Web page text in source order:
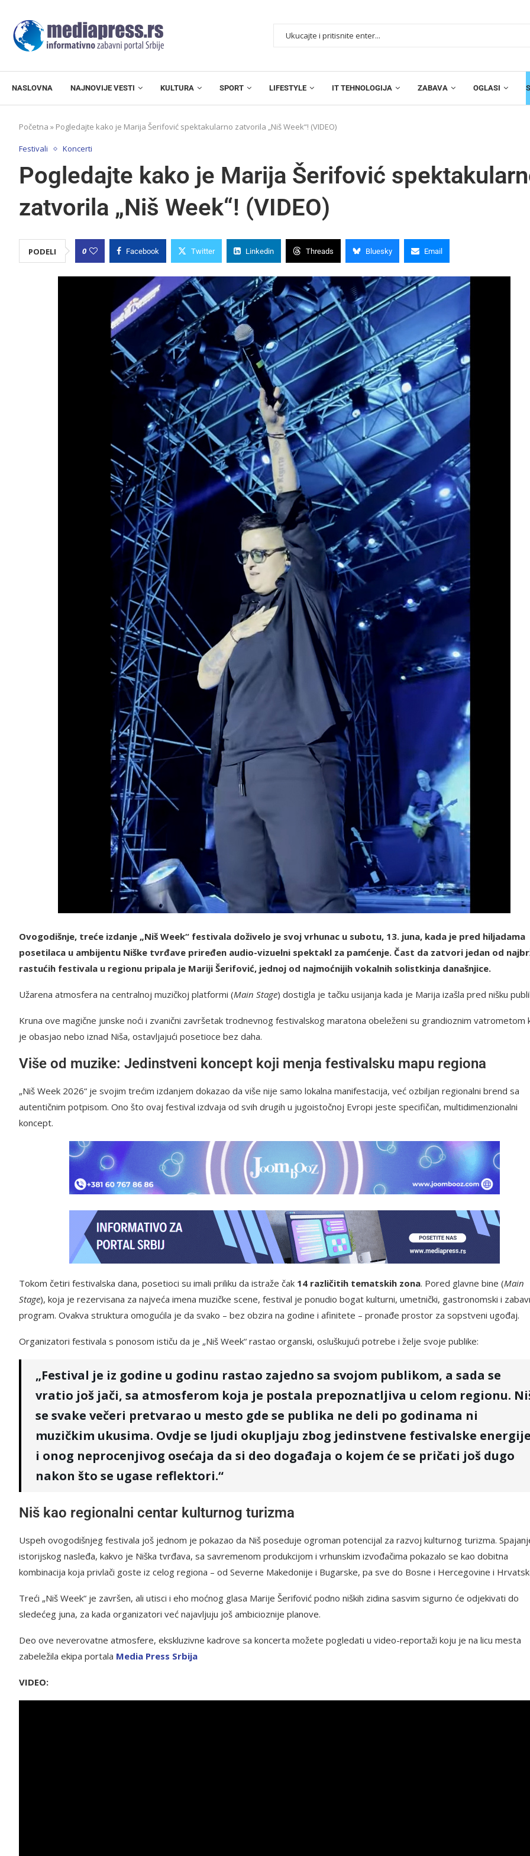
NASLOVNA NAJNOVIJE VESTI KULTURA SPORT LIFESTYLE IT TEHNOLOGIJA ZABAVA OGLASI
Početna » Pogledajte kako je Marija Šerifović spektakularno zatvorila „Niš Week“! (VIDEO)
Festivali Koncerti
Pogledajte kako je Marija Šerifović
zatvorila „Niš Week“! (VIDEO)
PODELI 0 Facebook Twitter Linkedin Threads Bluesky Email
Ovogodišnje, treće izdanje „Niš Week“ festivala doživelo je svoj vrhunac u subotu, 13. juna, kada je pred hiljadama
posetilaca u ambijentu Niške tvrđave priređen audio-vizuelni spektakl za pamćenje. Čast da zatvori jedan od
rastućih festivala u regionu pripala je Mariji Šerifović, jednoj od najmoćnijih vokalnih solistkinja današnjice.
Užarena atmosfera na centralnoj muzičkoj platformi (Main Stage) dostigla je tačku usijanja kada je Marija izašla pred nišku
Kruna ove magične junske noći i zvanični završetak trodnevnog festivalskog maratona obeleženi su grandioznim vatrometom
je obasjao nebo iznad Niša, ostavljajući posetioce bez daha.
Više od muzike: Jedinstveni koncept koji menja festivalsku mapu regiona
„Niš Week 2026“ je svojim trećim izdanjem dokazao da više nije samo lokalna manifestacija, već ozbiljan regionalni brend sa
autentičnim potpisom. Ono što ovaj festival izdvaja od svih drugih u jugoistočnoj Evropi jeste specifičan, multidimenzionalni
koncept.
Tokom četiri festivalska dana, posetioci su imali priliku da istraže čak 14 različitih tematskih zona. Pored glavne bine (Main
Stage), koja je rezervisana za najveća imena muzičke scene, festival je ponudio bogat kulturni, umetnički, gastronomski i
program. Ovakva struktura omogućila je da svako – bez obzira na godine i afinitete – pronađe prostor za sopstveni ugođaj.
Organizatori festivala s ponosom ističu da je „Niš Week“ rastao organski, osluškujući potrebe i želje svoje publike:
„Festival je iz godine u godinu rastao zajedno sa svojom publikom, a sada se
vratio još jači, sa atmosferom koja je postala prepoznatljiva u celom regionu.
se svake večeri pretvarao u mesto gde se publika ne deli po godinama ni
muzičkim ukusima. Ovdje se ljudi okupljaju zbog jedinstvene festivalske
i onog neprocenjivog osećaja da si deo događaja o kojem će se pričati još dugo
nakon što se ugase reflektori.“
Niš kao regionalni centar kulturnog turizma
Uspeh ovogodišnjeg festivala još jednom je pokazao da Niš poseduje ogroman potencijal za razvoj kulturnog turizma.
istorijskog nasleđa, kakvo je Niška tvrđava, sa savremenom produkcijom i vrhunskim izvođačima pokazalo se kao dobitna
kombinacija koja privlači goste iz celog regiona – od Severne Makedonije i Bugarske, pa sve do Bosne i Hercegovine i
Treći „Niš Week“ je završen, ali utisci i eho moćnog glasa Marije Šerifović podno niških zidina sasvim sigurno će odjekivati do
sledećeg juna, za kada organizatori već najavljuju još ambicioznije planove.
Deo ove neverovatne atmosfere, ekskluzivne kadrove sa koncerta možete pogledati u video-reportaži koju je na licu mesta
zabeležila ekipa portala Media Press Srbija
VIDEO: